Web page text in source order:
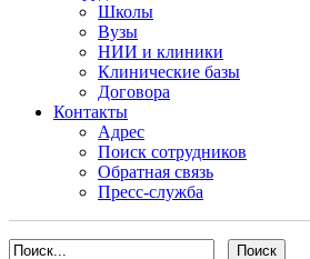
Школы
Вузы
НИИ и клиники
Клинические базы
Договора
Контакты
Адрес
Поиск сотрудников
Обратная связь
Пресс-служба